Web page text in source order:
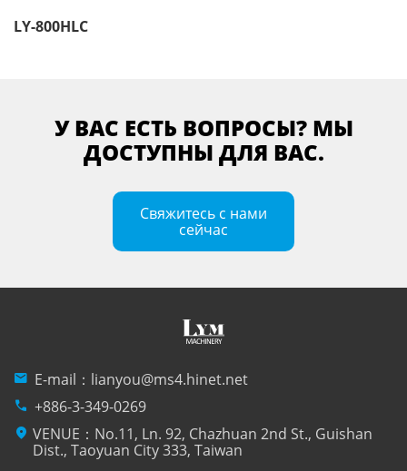
LY-800HLC
У ВАС ЕСТЬ ВОПРОСЫ? МЫ
ДОСТУПНЫ ДЛЯ ВАС.
Свяжитесь с нами
сейчас
mail E-mail： lianyou@ms4.hinet.net
phone +886-3-349-0269
location_on VENUE：No.11, Ln. 92, Chazhuan 2nd St., Guishan
Dist., Taoyuan City 333, Taiwan